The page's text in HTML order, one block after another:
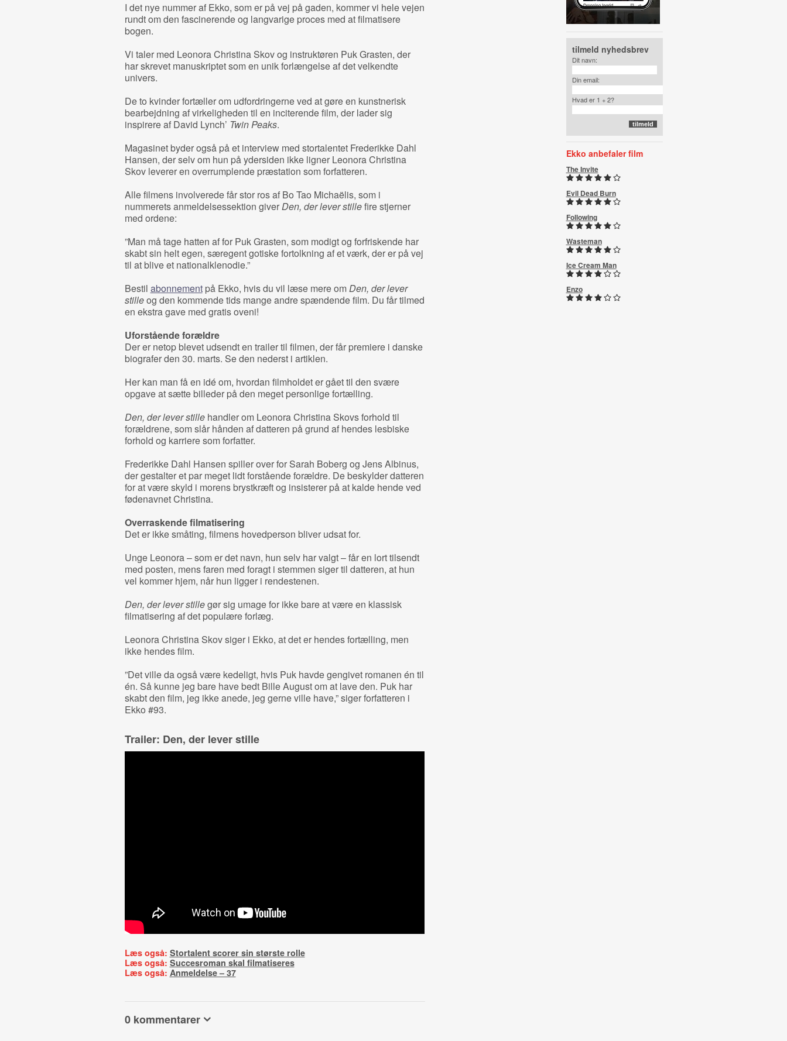
I det nye nummer af Ekko, som er på vej på gaden, kommer vi hele vejen
rundt om den fascinerende og langvarige proces med at filmatisere
bogen.
Vi taler med Leonora Christina Skov og instruktøren Puk Grasten, der
har skrevet manuskriptet som en unik forlængelse af det velkendte
univers.
De to kvinder fortæller om udfordringerne ved at gøre en kunstnerisk
bearbejdning af virkeligheden til en inciterende film, der lader sig
inspirere af David Lynch’ Twin Peaks.
Magasinet byder også på et interview med stortalentet Frederikke Dahl
Hansen, der selv om hun på ydersiden ikke ligner Leonora Christina
Skov leverer en overrumplende præstation som forfatteren.
Alle filmens involverede får stor ros af Bo Tao Michaëlis, som i
nummerets anmeldelsessektion giverDen, der lever stillefire stjerner
med ordene:
”Man må tage hatten af for Puk Grasten, som modigt og forfriskende har
skabt sin helt egen, særegent gotiske fortolkning af et værk, der er på vej
til at blive et nationalklenodie.”
Bestil abonnementpå Ekko, hvis du vil læse mere omDen, der lever
stilleog den kommende tids mange andre spændende film. Du får tilmed
en ekstra gave med gratis oveni!
Uforstående forældre
Der er netop blevet udsendt en trailer til filmen, der får premiere i danske
biografer den 30. marts. Se den nederst i artiklen.
Her kan man få en idé om, hvordan filmholdet er gået til den svære
opgave at sætte billeder på den meget personlige fortælling.
Den, der lever stille handler om Leonora Christina Skovs forhold til
forældrene, som slår hånden af datteren på grund af hendes lesbiske
forhold og karriere som forfatter.
Frederikke Dahl Hansen spiller over for Sarah Boberg og Jens Albinus,
der gestalter et par meget lidt forstående forældre. De beskylder datteren
for at være skyld i morens brystkræft og insisterer på at kalde hende ved
fødenavnet Christina.
Overraskende filmatisering
Det er ikke småting, filmens hovedperson bliver udsat for.
Unge Leonora – som er det navn, hun selv har valgt – får en lort tilsendt
med posten, mens faren med foragt i stemmen siger til datteren, at hun
vel kommer hjem, når hun ligger i rendestenen.
Den, der lever stillegør sig umage for ikke bare at være en klassisk
filmatisering af det populære forlæg.
Leonora Christina Skov siger i Ekko, at det er hendes fortælling, men
ikke hendes film.
”Det ville da også være kedeligt, hvis Puk havde gengivet romanen én til
én. Så kunne jeg bare have bedt Bille August om at lave den. Puk har
skabt den film, jeg ikke anede, jeg gerne ville have,” siger forfatteren i
Ekko #93.
Trailer: Den, der lever stille
Læs også: Stortalent scorer sin største rolle
Læs også: Succesroman skal filmatiseres
Læs også: Anmeldelse – 37
0 kommentarer
tilmeld nyhedsbrev
Dit navn:
Din email:
Hvad er 1 + 2?
Ekko anbefaler film
The Invite
Evil Dead Burn
Following
Wasteman
Ice Cream Man
Enzo